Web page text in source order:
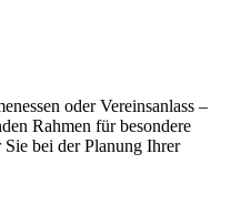
oder Vereinsanlass –
Rahmen für besondere
bei der Planung Ihrer